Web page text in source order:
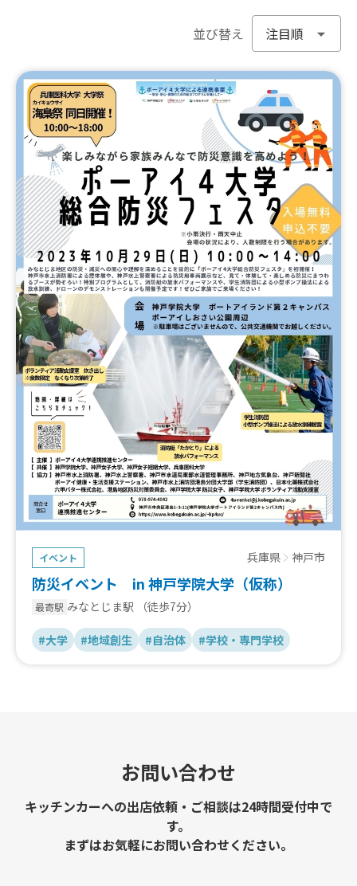
並び替え
イベント 兵庫県 神戸市
防災イベント in 神戸学院大学（仮称）
最寄駅 みなとじま駅 （徒歩7分）
#大学 #地域創生 #自治体 #学校・専門学校
お問い合わせ
キッチンカーへの出店依頼・ご相談は24時間受付中で
す。
まずはお気軽にお問い合わせください。